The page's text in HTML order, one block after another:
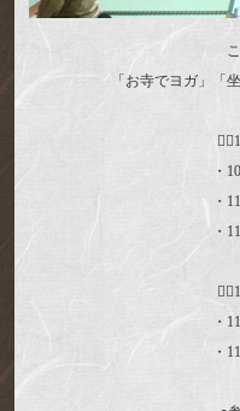
「お寺でヨガ」「
・
・
・
・
・